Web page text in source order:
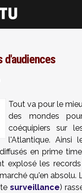
d'audiences
Tout va pour le
des mondes
coéquipiers sur
l'Atlantique. Ainsi
en prime
explosé les
qu'en absolu.
surveillance)